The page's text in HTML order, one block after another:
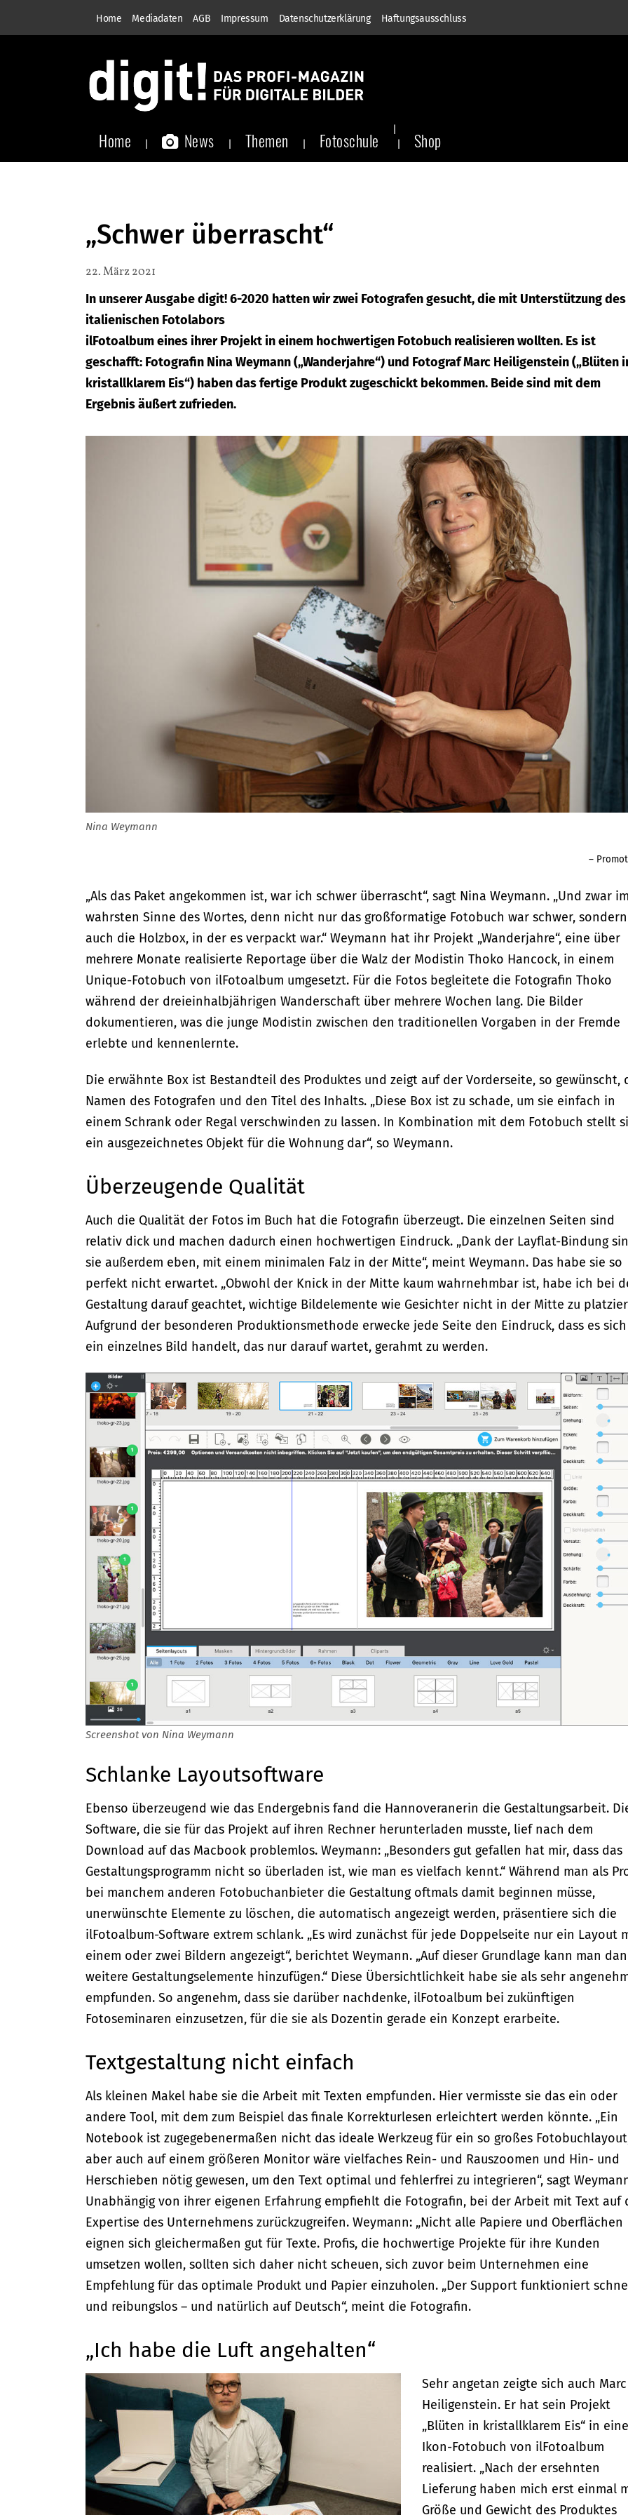
Home Mediadaten AGB Impressum Datenschutzerklärung Haftungsausschluss
Home News Themen Fotoschule Shop
„Schwer überrascht“
22. März 2021
In unserer Ausgabe digit! 6-2020 hatten wir zwei Fotografen gesucht, die mit Unterstützung des
italienischen Fotolabors
ilFotoalbum eines ihrer Projekt in einem hochwertigen Fotobuch realisieren wollten. Es ist
geschafft: Fotografin Nina Weymann („Wanderjahre“) und Fotograf Marc Heiligenstein („Blüten
kristallklarem Eis“) haben das fertige Produkt zugeschickt bekommen. Beide sind mit dem
Ergebnis äußert zufrieden.
Nina Weymann
–
„Als das Paket angekommen ist, war ich schwer überrascht“, sagt Nina Weymann. „Und zwar
wahrsten Sinne des Wortes, denn nicht nur das großformatige Fotobuch war schwer, sondern
auch die Holzbox, in der es verpackt war.“ Weymann hat ihr Projekt „Wanderjahre“, eine über
mehrere Monate realisierte Reportage über die Walz der Modistin Thoko Hancock, in einem
Unique-Fotobuch von ilFotoalbum umgesetzt. Für die Fotos begleitete die Fotografin Thoko
während der dreieinhalbjährigen Wanderschaft über mehrere Wochen lang. Die Bilder
dokumentieren, was die junge Modistin zwischen den traditionellen Vorgaben in der Fremde
erlebte und kennenlernte.
Die erwähnte Box ist Bestandteil des Produktes und zeigt auf der Vorderseite, so gewünscht,
Namen des Fotografen und den Titel des Inhalts. „Diese Box ist zu schade, um sie einfach in
einem Schrank oder Regal verschwinden zu lassen. In Kombination mit dem Fotobuch stellt
ein ausgezeichnetes Objekt für die Wohnung dar“, so Weymann.
Überzeugende Qualität
Auch die Qualität der Fotos im Buch hat die Fotografin überzeugt. Die einzelnen Seiten sind
relativ dick und machen dadurch einen hochwertigen Eindruck. „Dank der Layflat-Bindung
sie außerdem eben, mit einem minimalen Falz in der Mitte“, meint Weymann. Das habe sie so
perfekt nicht erwartet. „Obwohl der Knick in der Mitte kaum wahrnehmbar ist, habe ich bei
Gestaltung darauf geachtet, wichtige Bildelemente wie Gesichter nicht in der Mitte zu
Aufgrund der besonderen Produktionsmethode erwecke jede Seite den Eindruck, dass es
ein einzelnes Bild handelt, das nur darauf wartet, gerahmt zu werden.
Screenshot von Nina Weymann
Schlanke Layoutsoftware
Ebenso überzeugend wie das Endergebnis fand die Hannoveranerin die Gestaltungsarbeit.
Software, die sie für das Projekt auf ihren Rechner herunterladen musste, lief nach dem
Download auf das Macbook problemlos. Weymann: „Besonders gut gefallen hat mir, dass das
Gestaltungsprogramm nicht so überladen ist, wie man es vielfach kennt.“ Während man als
bei manchem anderen Fotobuchanbieter die Gestaltung oftmals damit beginnen müsse,
unerwünschte Elemente zu löschen, die automatisch angezeigt werden, präsentiere sich die
ilFotoalbum-Software extrem schlank. „Es wird zunächst für jede Doppelseite nur ein Layout
einem oder zwei Bildern angezeigt“, berichtet Weymann. „Auf dieser Grundlage kann man
weitere Gestaltungselemente hinzufügen.“ Diese Übersichtlichkeit habe sie als sehr
empfunden. So angenehm, dass sie darüber nachdenke, ilFotoalbum bei zukünftigen
Fotoseminaren einzusetzen, für die sie als Dozentin gerade ein Konzept erarbeite.
Textgestaltung nicht einfach
Als kleinen Makel habe sie die Arbeit mit Texten empfunden. Hier vermisste sie das ein oder
andere Tool, mit dem zum Beispiel das finale Korrekturlesen erleichtert werden könnte. „Ein
Notebook ist zugegebenermaßen nicht das ideale Werkzeug für ein so großes
aber auch auf einem größeren Monitor wäre vielfaches Rein- und Rauszoomen und Hin- und
Herschieben nötig gewesen, um den Text optimal und fehlerfrei zu integrieren“, sagt
Unabhängig von ihrer eigenen Erfahrung empfiehlt die Fotografin, bei der Arbeit mit Text auf
Expertise des Unternehmens zurückzugreifen. Weymann: „Nicht alle Papiere und Oberflächen
eignen sich gleichermaßen gut für Texte. Profis, die hochwertige Projekte für ihre Kunden
umsetzen wollen, sollten sich daher nicht scheuen, sich zuvor beim Unternehmen eine
Empfehlung für das optimale Produkt und Papier einzuholen. „Der Support funktioniert
und reibungslos – und natürlich auf Deutsch“, meint die Fotografin.
„Ich habe die Luft angehalten“
Sehr angetan zeigte sich auch Marc
Heiligenstein. Er hat sein Projekt
„Blüten in kristallklarem Eis“ in
Ikon-Fotobuch von ilFotoalbum
realisiert. „Nach der ersehnten
Lieferung haben mich erst einmal
Größe und Gewicht des Produktes